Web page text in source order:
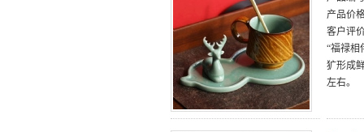
产品价
客户评
“福禄相
犷形成
左右。